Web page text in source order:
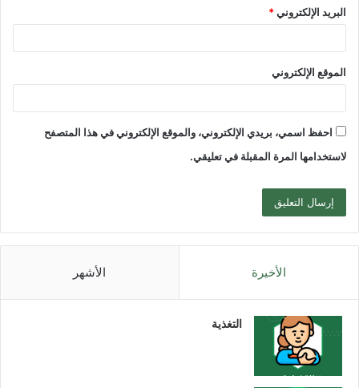
البريد الإلكتروني*
الموقع الإلكتروني
احفظ اسمي، بريدي الإلكتروني، والموقع الإلكتروني في هذا المتصفح
لاستخدامها المرة المقبلة في تعليقي.
الأخيرة الأشهر
التغذية